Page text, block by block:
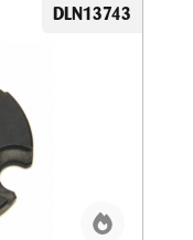
DLN13743